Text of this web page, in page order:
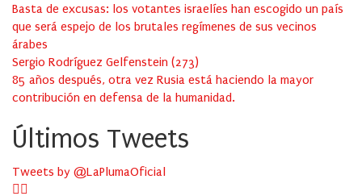
Basta de excusas: los votantes israelíes han escogido un país
que será espejo de los brutales regímenes de sus vecinos
árabes
Sergio Rodríguez Gelfenstein (273)
85 años después, otra vez Rusia está haciendo la mayor
contribución en defensa de la humanidad.
Últimos Tweets
Tweets by @LaPlumaOficial